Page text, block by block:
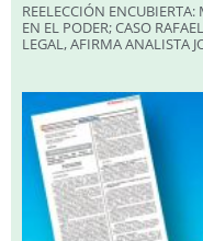
REELECCIÓN
EN EL PODER; CASO
LEGAL, AFIRMA ANALISTA